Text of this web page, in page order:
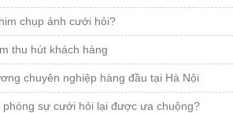
chụp ảnh cưới hỏi?
thu hút khách hàng
chuyên nghiệp hàng đầu tại Hà Nội
sự cưới hỏi lại được ưa chuộng?